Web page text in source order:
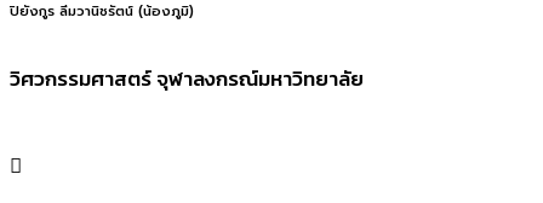
ปิยังกูร ลิ่มวานิชรัตน์ (น้องภูมิ)
วิศวกรรมศาสตร์ จุฬาลงกรณ์มหาวิทยาลัย